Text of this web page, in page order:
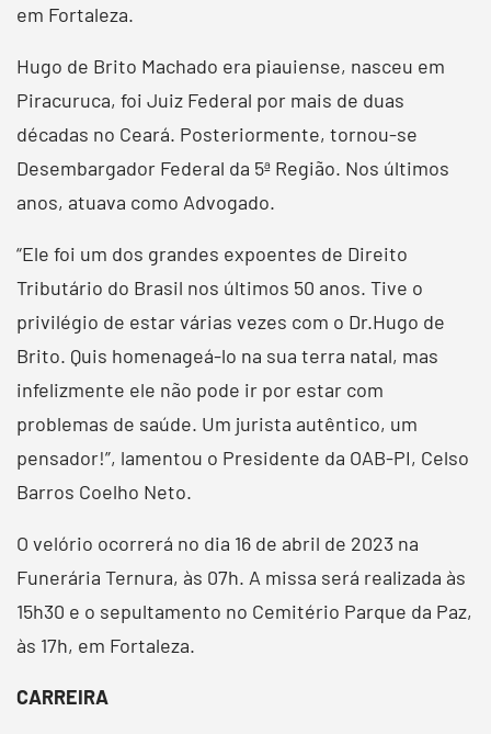
em Fortaleza.
Hugo de Brito Machado era piauiense, nasceu em
Piracuruca, foi Juiz Federal por mais de duas
décadas no Ceará. Posteriormente, tornou-se
Desembargador Federal da 5ª Região. Nos últimos
anos, atuava como Advogado.
“Ele foi um dos grandes expoentes de Direito
Tributário do Brasil nos últimos 50 anos. Tive o
privilégio de estar várias vezes com o Dr.Hugo de
Brito. Quis homenageá-lo na sua terra natal, mas
infelizmente ele não pode ir por estar com
problemas de saúde. Um jurista autêntico, um
pensador!”, lamentou o Presidente da OAB-PI, Celso
Barros Coelho Neto.
O velório ocorrerá no dia 16 de abril de 2023 na
Funerária Ternura, às 07h. A missa será realizada às
15h30 e o sepultamento no Cemitério Parque da Paz,
às 17h, em Fortaleza.
CARREIRA